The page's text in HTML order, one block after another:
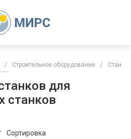
/ Строительное оборудование / Станки
для
станков
Сортировка